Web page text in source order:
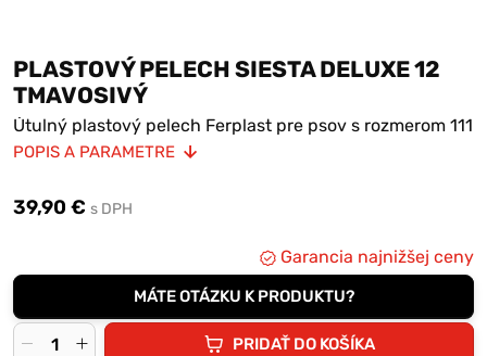
PLASTOVÝ PELECH SIESTA DELUXE 12
TMAVOSIVÝ
Útulný plastový pelech Ferplast pre psov s rozmerom 111
x 80,5 x 33,5 cm.
cirkuláciu vzduchu.
POPIS A PARAMETRE
39,90 € s DPH
Garancia najnižšej ceny
MÁTE OTÁZKU K PRODUKTU?
PRIDAŤ DO KOŠÍKA